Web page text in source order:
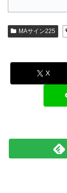
MAサイン225
X